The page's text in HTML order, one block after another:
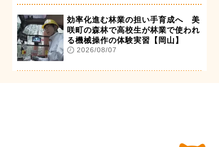
効率化進む林業の担い手育成へ 美
咲町の森林で高校生が林業で使われ
る機械操作の体験実習【岡山】
2026/08/07